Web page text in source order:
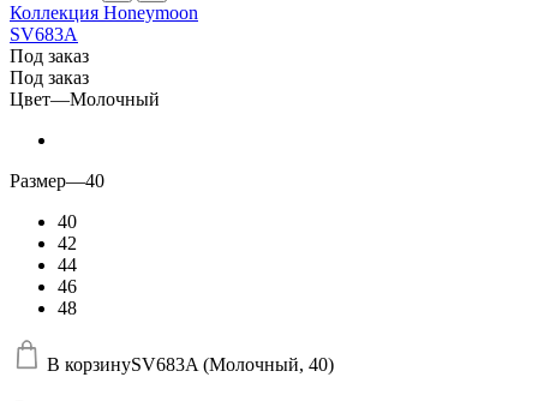
Коллекция Honeymoon
SV683A
Под заказ
Под заказ
Цвет—Молочный
Размер—40
40
42
44
46
48
В корзинуSV683A (Молочный, 40)